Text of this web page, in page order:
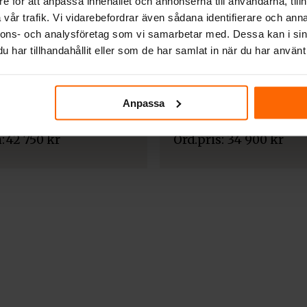
trafik. Vi vidarebefordrar även sådana identifierare och
och analysföretag som vi samarbetar med. Dessa kan i
har tillhandahållit eller som de har samlat in när du har
Anpassa
42 750kr
UTEGRILLAR FRÅN KRATKI
Kratki Quadrum BBQ
34 900kr
Det
ursprungliga
priset
Det
nuvarande
priset